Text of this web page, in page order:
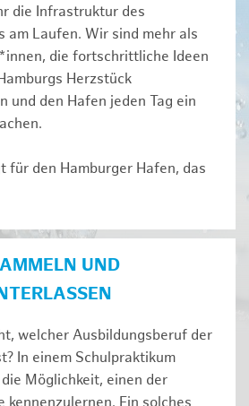
die Infrastruktur des
am Laufen. Wir sind mehr als
die fortschrittliche Ideen
Herzstück
und den Hafen jeden Tag ein
für den Hamburger Hafen, das
UND
welcher Ausbildungsberuf der
In einem Schulpraktikum
Möglichkeit, einen der